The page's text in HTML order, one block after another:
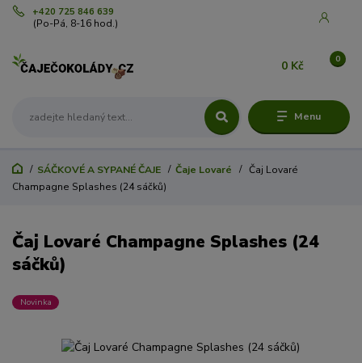
Menu
+420 725 846 639
(Po-Pá, 8-16 hod.)
0
0 Kč
SÁČKOVÉ A SYPANÉ ČAJE Čaje Lovaré
Čaj Lovaré
Champagne Splashes (24 sáčků)
Čaj Lovaré Champagne Splashes (24
sáčků)
Novinka